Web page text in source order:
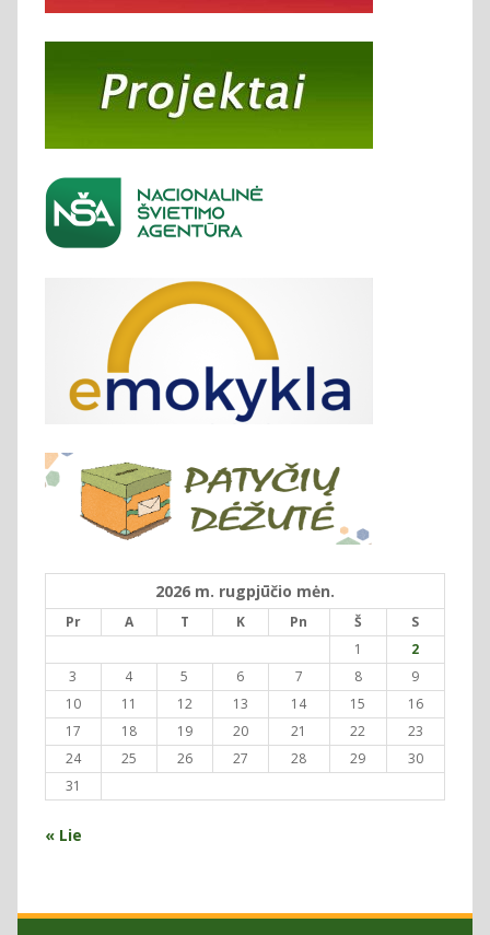
2026 m. rugpjūčio mėn.
Pr A T K Pn Š
S
1
2
3
4 5 6 7 8
9
10
11 12 13 14 15
16
17
18 19 20 21 22
23
24
25 26 27 28 29
30
31
« Lie